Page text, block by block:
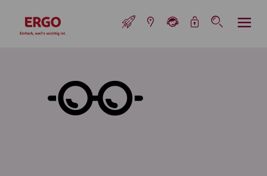
zur Startseite